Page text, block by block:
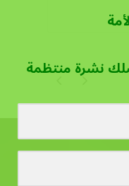
نشرة منتظمة